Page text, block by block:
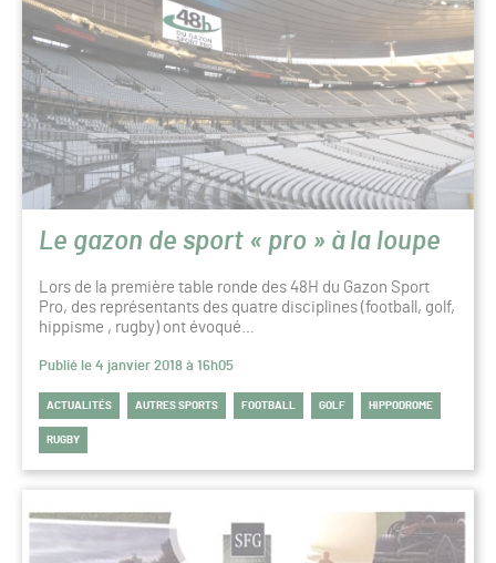
Le gazon de sport « pro » à la loupe
Lors de la première table ronde des 48H du Gazon Sport
Pro, des représentants des quatre disciplines (football, golf,
hippisme , rugby) ont évoqué…
Publié le 4 janvier 2018 à 16h05
ACTUALITÉS AUTRES SPORTS FOOTBALL GOLF HIPPODROME
RUGBY